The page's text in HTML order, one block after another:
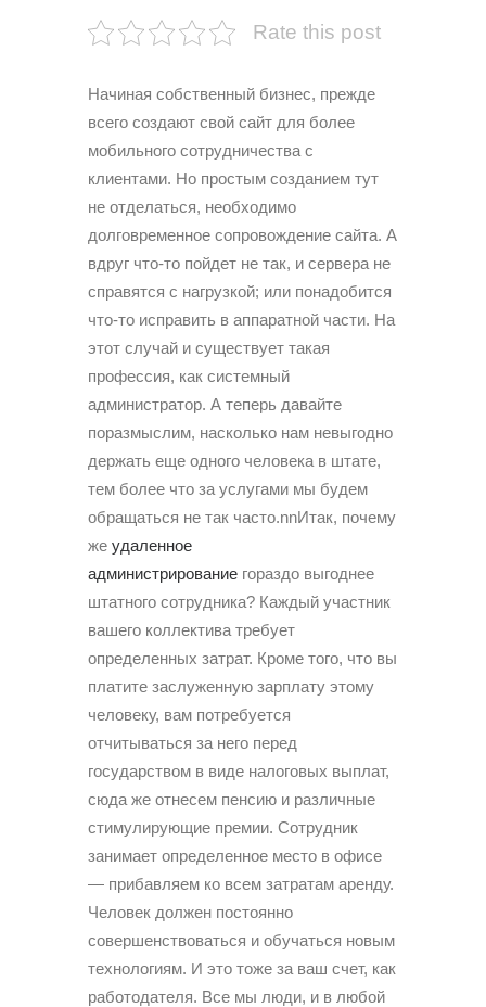
Rate this post
Начиная собственный бизнес, прежде
всего создают свой сайт для более
мобильного сотрудничества с
клиентами. Но простым созданием тут
не отделаться, необходимо
долговременное сопровождение сайта. А
вдруг что-то пойдет не так, и сервера не
справятся с нагрузкой; или понадобится
что-то исправить в аппаратной части. На
этот случай и существует такая
профессия, как системный
администратор. А теперь давайте
поразмыслим, насколько нам невыгодно
держать еще одного человека в штате,
тем более что за услугами мы будем
обращаться не так часто.nnИтак, почему
же удаленное
администрирование гораздо выгоднее
штатного сотрудника? Каждый участник
вашего коллектива требует
определенных затрат. Кроме того, что вы
платите заслуженную зарплату этому
человеку, вам потребуется
отчитываться за него перед
государством в виде налоговых выплат,
сюда же отнесем пенсию и различные
стимулирующие премии. Сотрудник
занимает определенное место в офисе
— прибавляем ко всем затратам аренду.
Человек должен постоянно
совершенствоваться и обучаться новым
технологиям. И это тоже за ваш счет, как
работодателя. Все мы люди, и в любой